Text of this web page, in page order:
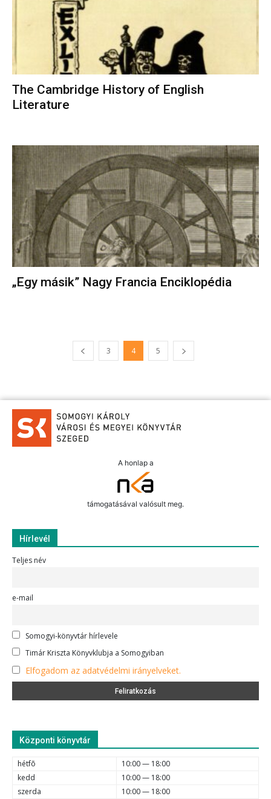
The Cambridge History of English
Literature
„Egy másik” Nagy Francia Enciklopédia
3 4 5
A honlap a
támogatásával valósult meg.
Hírlevél
Teljes név
e-mail
Somogyi-könyvtár hírlevele
Timár Kriszta Könyvklubja a Somogyiban
Elfogadom az adatvédelmi irányelveket.
Központi könyvtár
hétfõ
10:00 — 18:00
kedd
10:00 — 18:00
szerda
10:00 — 18:00